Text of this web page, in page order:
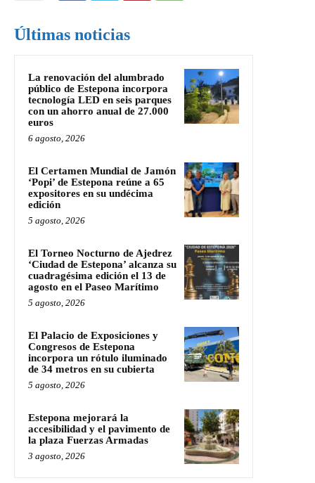
Últimas noticias
La renovación del alumbrado
público de Estepona incorpora
tecnología LED en seis parques
con un ahorro anual de 27.000
euros
6 agosto, 2026
El Certamen Mundial de Jamón
‘Popi’ de Estepona reúne a 65
expositores en su undécima
edición
5 agosto, 2026
El Torneo Nocturno de Ajedrez
‘Ciudad de Estepona’ alcanza su
cuadragésima edición el 13 de
agosto en el Paseo Marítimo
5 agosto, 2026
El Palacio de Exposiciones y
Congresos de Estepona
incorpora un rótulo iluminado
de 34 metros en su cubierta
5 agosto, 2026
Estepona mejorará la
accesibilidad y el pavimento de
la plaza Fuerzas Armadas
3 agosto, 2026